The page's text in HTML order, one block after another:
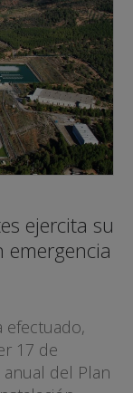
ejercita su
emergencia
efectuado,
17 de
del Plan